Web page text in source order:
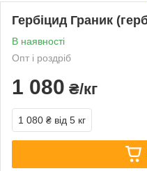
Гербіцид Граник
В наявності
Опт і роздріб
1 080 ₴/кг
1 080 ₴ від 5 кг